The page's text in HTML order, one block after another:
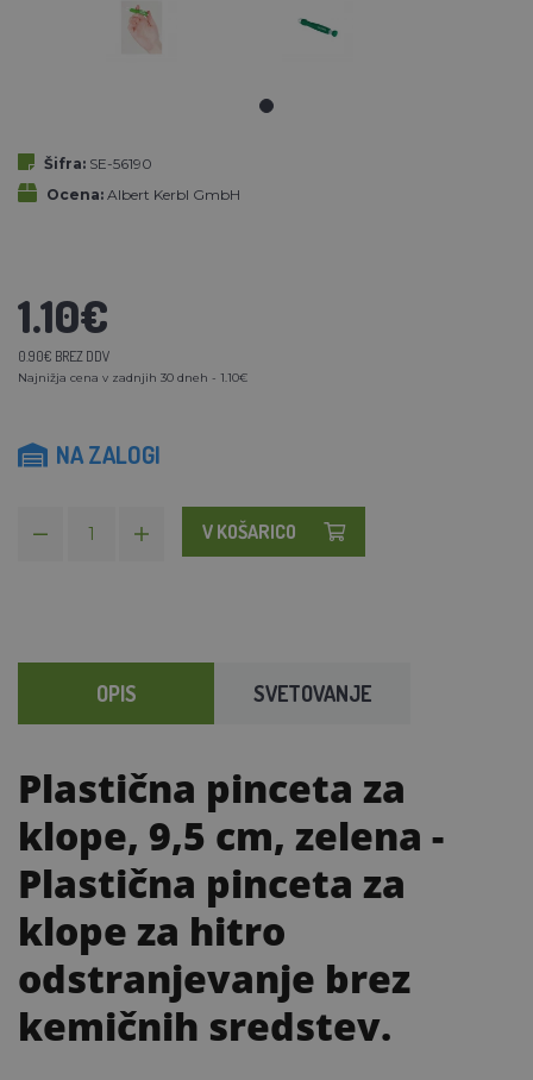
Šifra: SE-56190
Ocena: Albert Kerbl GmbH
1.10€
0.90€ BREZ DDV
Najnižja cena v zadnjih 30 dneh - 1.10€
NA ZALOGI
V KOŠARICO
OPIS SVETOVANJE
Plastična pinceta za
klope, 9,5 cm, zelena -
Plastična pinceta za
klope za hitro
odstranjevanje brez
kemičnih sredstev.